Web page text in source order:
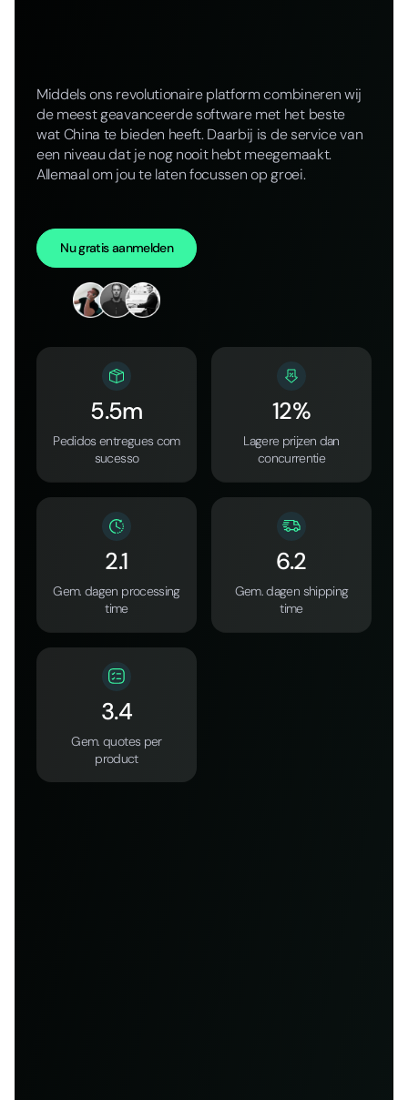
Middels ons revolutionaire platform combineren wij
de meest geavanceerde software met het beste
wat China te bieden heeft. Daarbij is de service van
een niveau dat je nog nooit hebt meegemaakt.
Allemaal om jou te laten focussen op groei.
Nu gratis aanmelden
5.5m
Pedidos entregues com
sucesso
12%
Lagere prijzen dan
concurrentie
2.1
Gem. dagen processing
time
6.2
Gem. dagen shipping
time
3.4
Gem. quotes per
product